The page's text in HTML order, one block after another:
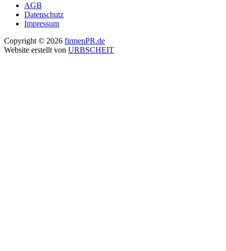
AGB
Datenschutz
Impressum
Copyright © 2026 firmenPR.de
Website erstellt von URBSCHEIT